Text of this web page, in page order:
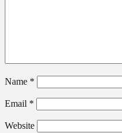
Name *
Email *
Website